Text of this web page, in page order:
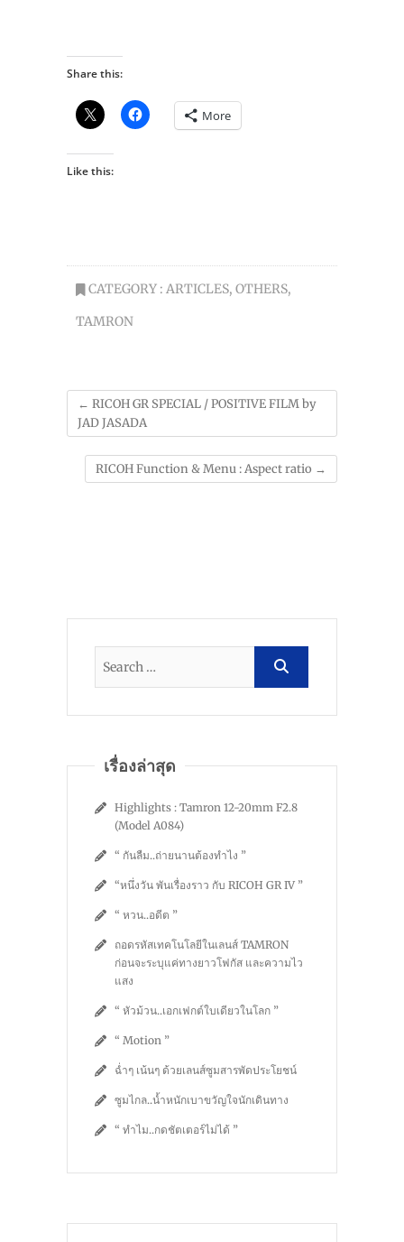
Share this:
More
Like this:
CATEGORY : ARTICLES, OTHERS,
TAMRON
← RICOH GR SPECIAL / POSITIVE FILM by
JAD JASADA
RICOH Function & Menu : Aspect ratio →
เรื่องล่าสุด
Highlights : Tamron 12-20mm F2.8
(Model A084)
“ กันลืม..ถ่ายนานต้องทำไง ”
“หนึ่งวัน พันเรื่องราว กับ RICOH GR IV ”
“ หวน..อดีต ”
ถอดรหัสเทคโนโลยีในเลนส์ TAMRON
ก่อนจะระบุแค่ทางยาวโฟกัส และความไว
แสง
“ หัวม้วน..เอกเฟกต์ใบเดียวในโลก ”
“ Motion ”
ฉ่ำๆ เน้นๆ ด้วยเลนส์ซูมสารพัดประโยชน์
ซูมไกล..น้ำหนักเบาขวัญใจนักเดินทาง
“ ทำไม..กดชัตเตอร์ไม่ได้ ”